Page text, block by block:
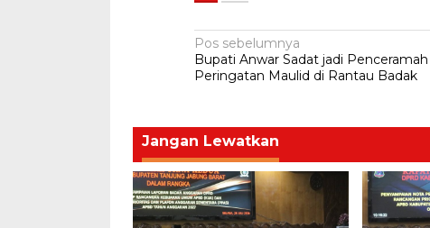
Navigasi
pos
Pos sebelumnya
Bupati Anwar Sadat jadi Penceramah
Peringatan Maulid di Rantau Badak
Jangan Lewatkan